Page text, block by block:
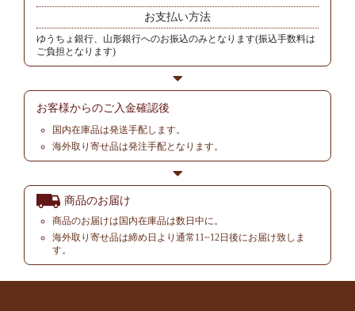
お支払い方法
ゆうちょ銀行、山形銀行へのお振込のみとなります(振込手数料は
ご負担となります)
お客様からのご入金確認後
国内在庫品は発送手配します。
海外取り寄せ品は発注手配となります。
商品のお届け
商品のお届けは国内在庫品は数日中に。
海外取り寄せ品は締め日より通常11~12日後にお届け致しま
す。